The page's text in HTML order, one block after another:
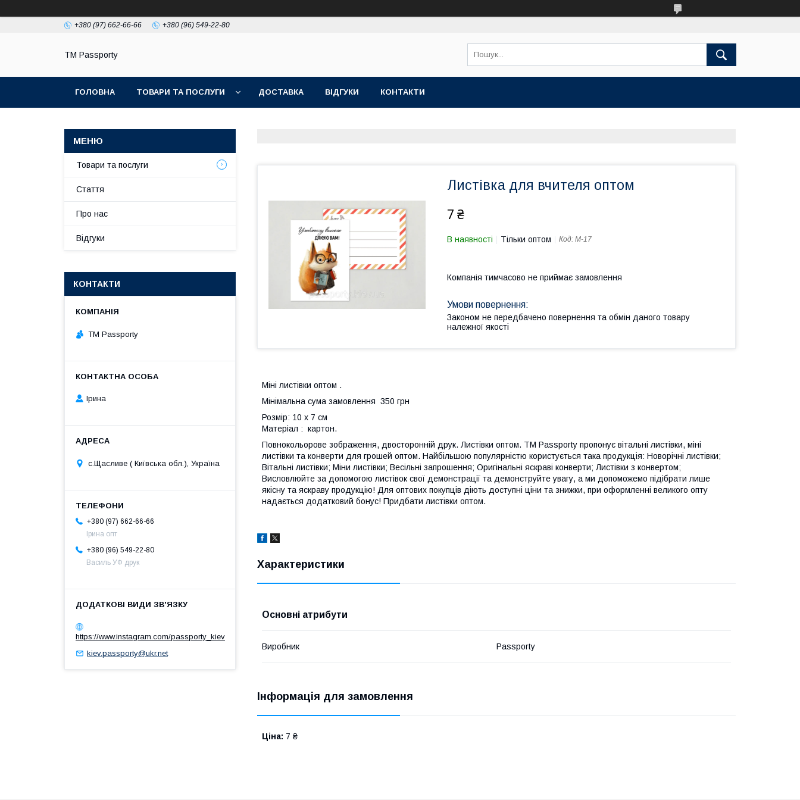
+380 (97) 662-66-66 +380 (96) 549-22-80
TM Passporty
ГОЛОВНА ТОВАРИ ТА ПОСЛУГИ ДОСТАВКА ВІДГУКИ КОНТАКТИ
Листівка для вчителя оптом
7 ₴
В наявності Тільки оптом Код: М-17
Компанія тимчасово не приймає замовлення
Законом не передбачено повернення та обмін даного товару
належної якості
Міні листівки оптом .
Мінімальна сума замовлення 350 грн
Розмір: 10 х 7 см
Матеріал : картон.
Повнокольорове зображення, двосторонній друк. Листівки оптом. TM Passporty пропонує вітальні листівки, міні
листівки та конверти для грошей оптом. Найбільшою популярністю користується така продукція: Новорічні листівки;
Вітальні листівки; Міни листівки; Весільні запрошення; Оригінальні яскраві конверти; Листівки з конвертом;
Висловлюйте за допомогою листівок свої демонстрації та демонструйте увагу, а ми допоможемо підібрати лише
якісну та яскраву продукцію! Для оптових покупців діють доступні ціни та знижки, при оформленні великого опту
надається додатковий бонус! Придбати листівки оптом.
Характеристики
Основні атрибути
Виробник Passporty
Інформація для замовлення
Ціна: 7 ₴
Товари та послуги
Стаття
Про нас
Відгуки
КОНТАКТИ
TM Passporty
Ірина
с.Щасливе ( Київська обл.), Україна
+380 (97) 662-66-66
Ірина опт
+380 (96) 549-22-80
Василь УФ друк
https://www.instagram.com/passporty_kiev
kiev.passporty@ukr.net